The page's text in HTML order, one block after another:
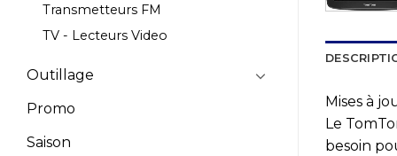
Transmetteurs FM
TV - Lecteurs Video
Outillage
Promo
Saison
Mises à
Le
besoin